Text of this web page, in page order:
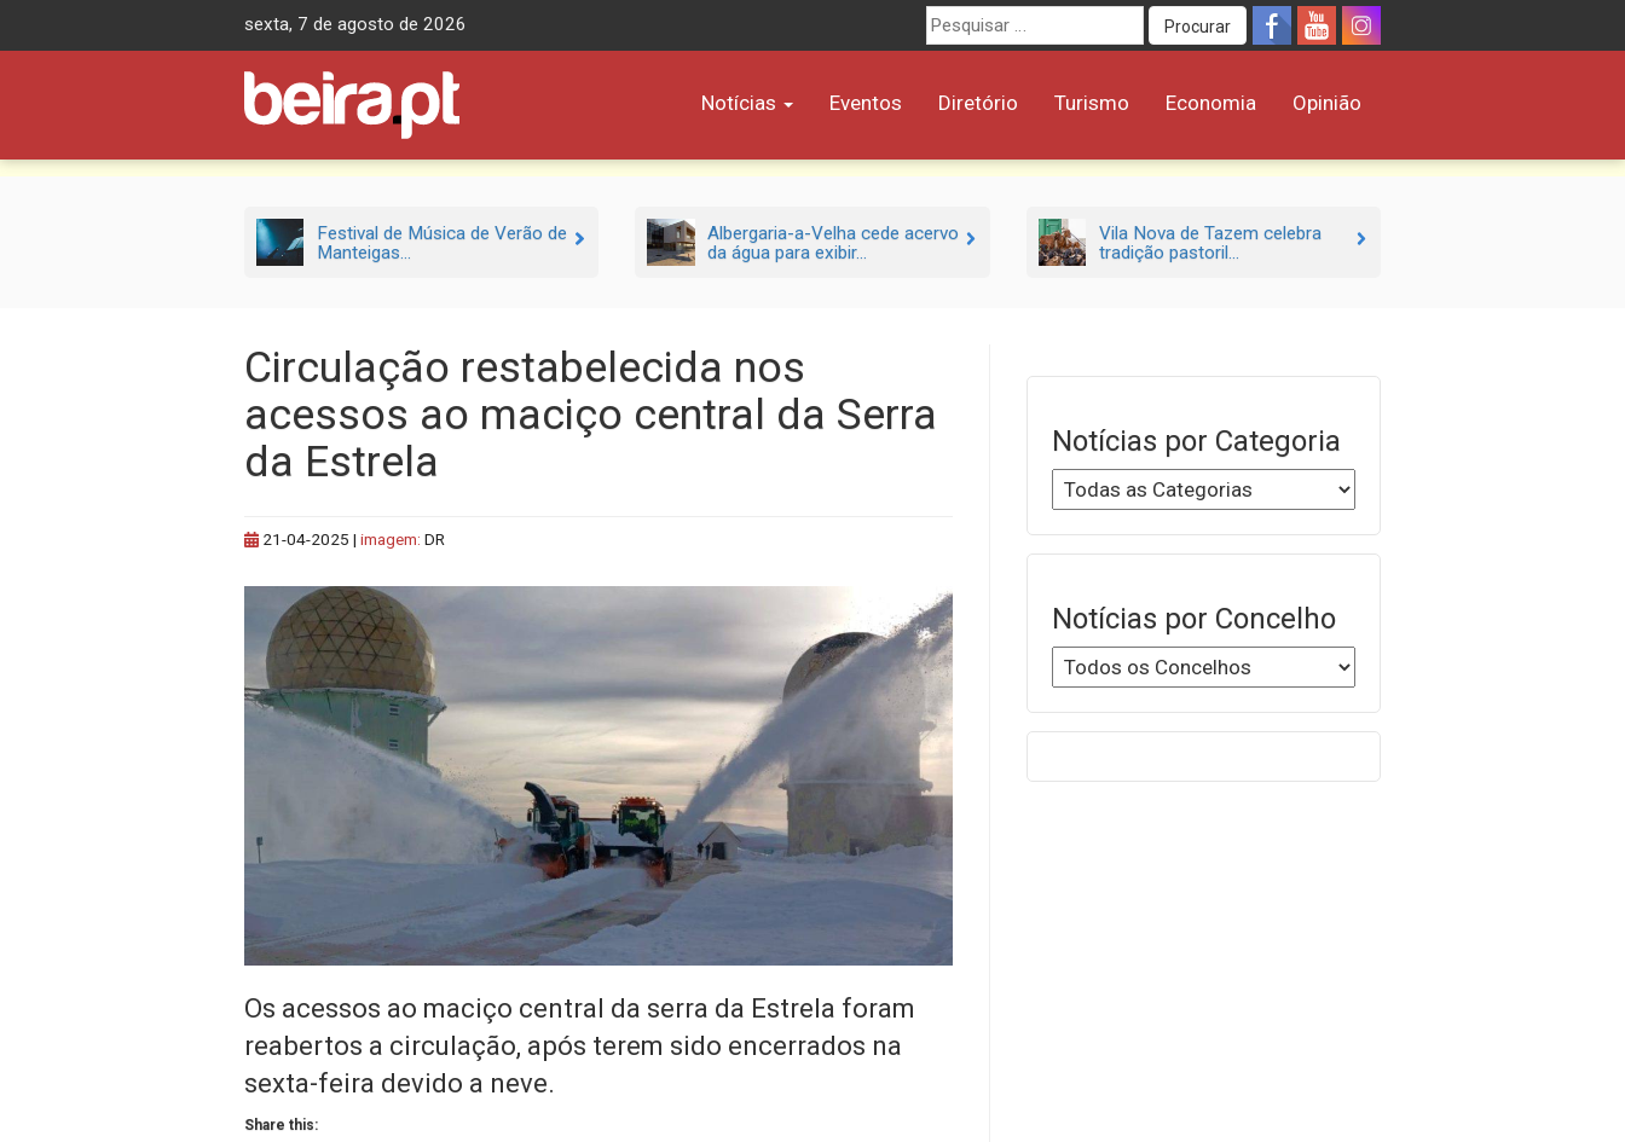
sexta, 7 de agosto de 2026
Procurar
por:
Procurar
Notícias Eventos Diretório Turismo Economia Opinião
Festival de Música de Verão de
Manteigas...
Albergaria-a-Velha cede acervo
da água para exibir...
Vila Nova de Tazem celebra
tradição pastoril...
Circulação restabelecida nos
acessos ao maciço central da Serra
da Estrela
21-04-2025 | imagem: DR
Os acessos ao maciço central da serra da Estrela foram
reabertos a circulação, após terem sido encerrados na
sexta-feira devido a neve.
Share this:
Notícias por Categoria
Notícias por Concelho